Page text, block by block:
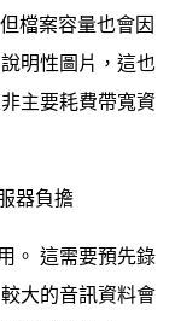
檔案容量也會因
明性圖片，這也
主要耗費帶寬資
器負擔
。 這需要預先錄
大的音訊資料會